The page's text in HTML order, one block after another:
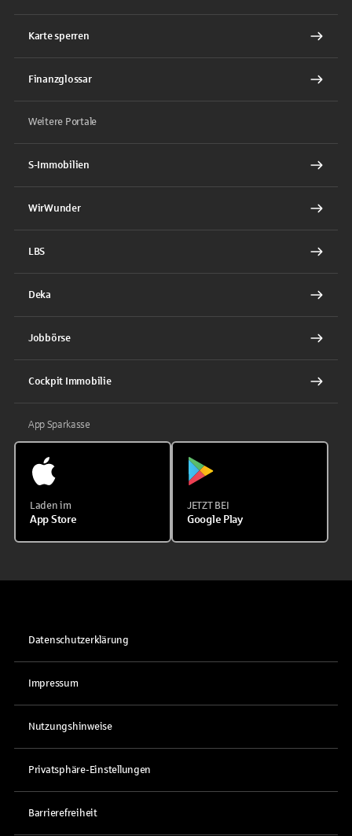
Karte sperren
Finanzglossar
Weitere Portale
S-Immobilien
WirWunder
LBS
Deka
Jobbörse
Cockpit Immobilie
App Sparkasse
Laden im
App Store
JETZT BEI
Google Play
Datenschutzerklärung
Impressum
Nutzungshinweise
Privatsphäre-Einstellungen
Barrierefreiheit